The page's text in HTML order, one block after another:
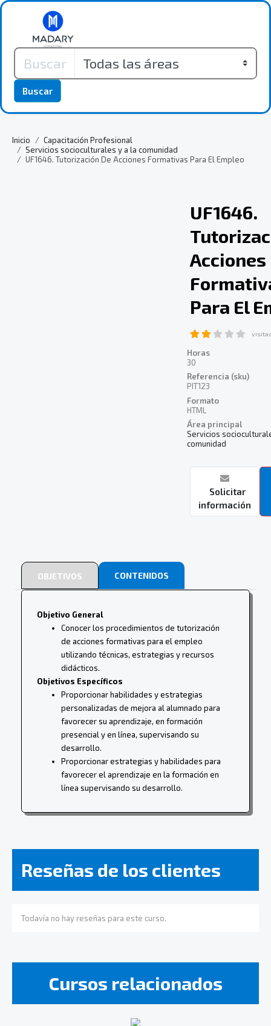
Buscar
Inicio
Capacitación Profesional
Servicios socioculturales y a la comunidad
UF1646. Tutorización De Acciones Formativas Para El Empleo
UF1646.
Acciones
Para El
Horas
30
Referencia (sku)
PIT123
Formato
HTML
Área principal
Servicios
comunidad
Solicitar
información
OBJETIVOS CONTENIDOS
Objetivo General
Conocer los procedimientos de tutorización
de acciones formativas para el empleo
utilizando técnicas, estrategias y recursos
didácticos.
Objetivos Específicos
Proporcionar habilidades y estrategias
personalizadas de mejora al alumnado para
favorecer su aprendizaje, en formación
presencial y en línea, supervisando su
desarrollo.
Proporcionar estrategias y habilidades para
favorecer el aprendizaje en la formación en
línea supervisando su desarrollo.
Reseñas de los clientes
Todavía no hay reseñas para este curso.
Cursos relacionados